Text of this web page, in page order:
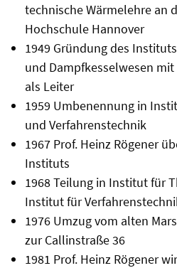
technische Wärmelehre an
Hochschule Hannover
1949 Gründung des
und Dampfkesselwesen
als Leiter
1959 Umbenennung in
und Verfahrenstechnik
1967 Prof. Heinz Rögener
Instituts
1968 Teilung in Institut für
Institut für
1976 Umzug vom alten
zur Callinstraße 36
1981 Prof. Heinz Rögener